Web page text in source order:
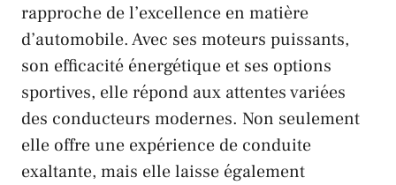
rapproche de l’excellence en matière
d’automobile. Avec ses moteurs puissants,
son efficacité énergétique et ses options
sportives, elle répond aux attentes variées
des conducteurs modernes. Non seulement
elle offre une expérience de conduite
exaltante, mais elle laisse également